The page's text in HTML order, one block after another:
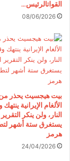
القواتالرئيس…
08/06/2026
بيت هيجسيث يحذر
الألغام الإيرانية
النار، ولن ينكر
يستغرق ستة أشهر
هرمز
24/04/2026